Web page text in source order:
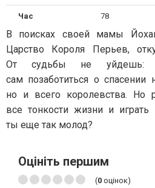
Час 78
В поисках своей мамы
Царство Короля Перьев,
От судьбы не уйдешь:
сам позаботиться о
но и всего королевства. Но
все тонкости жизни и
ты еще так молод?
Оцініть першим
(0 оцінок)